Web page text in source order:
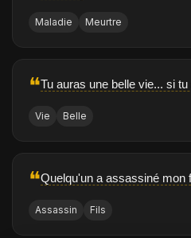
Maladie Meurtre
❝Tu auras une belle vie... si
Vie Belle
❝Quelqu'un a assassiné mon
Assassin Fils